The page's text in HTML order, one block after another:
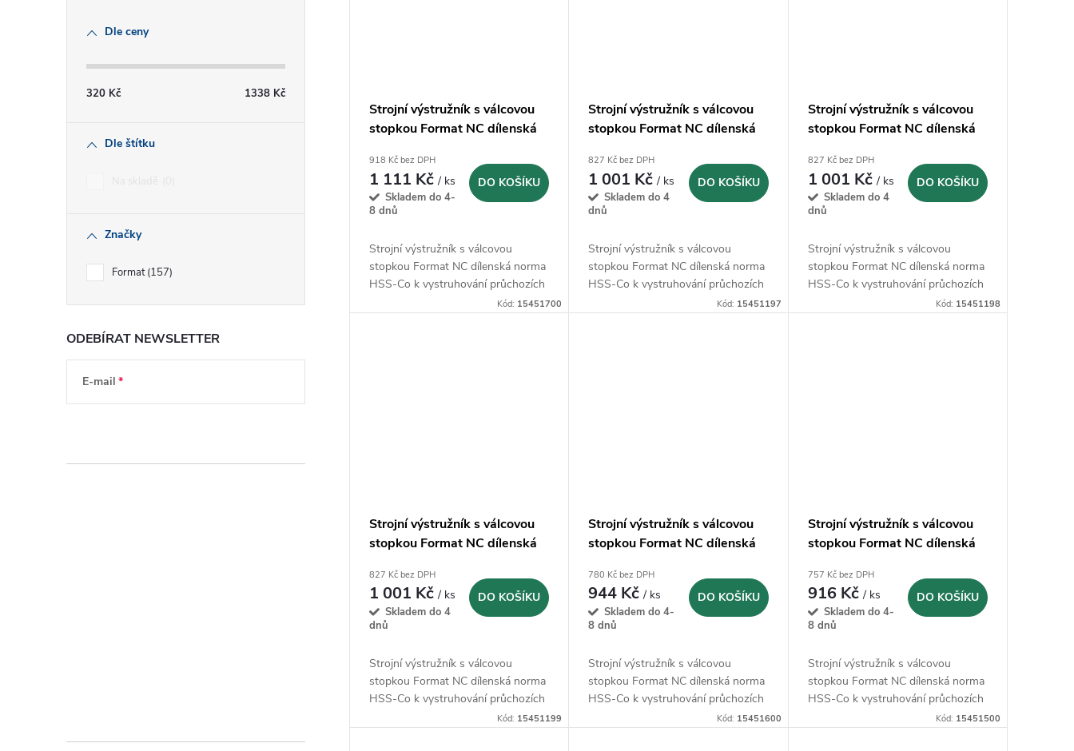
Dle ceny
320 Kč 1338 Kč
Dle štítku
Značky
Format 157
ODEBÍRAT NEWSLETTER
E-mail
Strojní výstružník s válcovou
stopkou Format NC dílenská
918 Kč bez DPH
1 111 Kč/ ks
Skladem do 4-
8 dnů
DO KOŠÍKU
Strojní výstružník s válcovou
stopkou Format NC dílenská norma
HSS-Co k vystruhování průchozích
Kód: 15451700
Strojní výstružník s válcovou
stopkou Format NC dílenská
827 Kč bez DPH
1 001 Kč/ ks
Skladem do 4
dnů
DO KOŠÍKU
Strojní výstružník s válcovou
stopkou Format NC dílenská norma
HSS-Co k vystruhování průchozích
Kód: 15451197
Strojní výstružník s válcovou
stopkou Format NC dílenská
827 Kč bez DPH
1 001 Kč/ ks
Skladem do 4
dnů
DO KOŠÍKU
Strojní výstružník s válcovou
stopkou Format NC dílenská norma
HSS-Co k vystruhování průchozích
Kód: 15451198
Strojní výstružník s válcovou
stopkou Format NC dílenská
827 Kč bez DPH
1 001 Kč/ ks
Skladem do 4
dnů
DO KOŠÍKU
Strojní výstružník s válcovou
stopkou Format NC dílenská norma
HSS-Co k vystruhování průchozích
Kód: 15451199
Strojní výstružník s válcovou
stopkou Format NC dílenská
780 Kč bez DPH
944 Kč/ ks
Skladem do 4-
8 dnů
DO KOŠÍKU
Strojní výstružník s válcovou
stopkou Format NC dílenská norma
HSS-Co k vystruhování průchozích
Kód: 15451600
Strojní výstružník s válcovou
stopkou Format NC dílenská
757 Kč bez DPH
916 Kč/ ks
Skladem do 4-
8 dnů
DO KOŠÍKU
Strojní výstružník s válcovou
stopkou Format NC dílenská norma
HSS-Co k vystruhování průchozích
Kód: 15451500